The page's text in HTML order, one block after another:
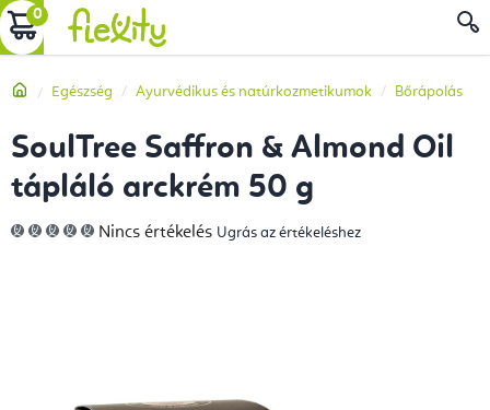
Ugrás
a
tartalomhoz
KOSÁR
Kezdőlap
Egészség Ayurvédikus és natúrkozmetikumok Bőrápolás
SoulTree Saffron & Almond Oil
tápláló arckrém 50 g
A
termék
Nincs értékelés Ugrás az értékeléshez